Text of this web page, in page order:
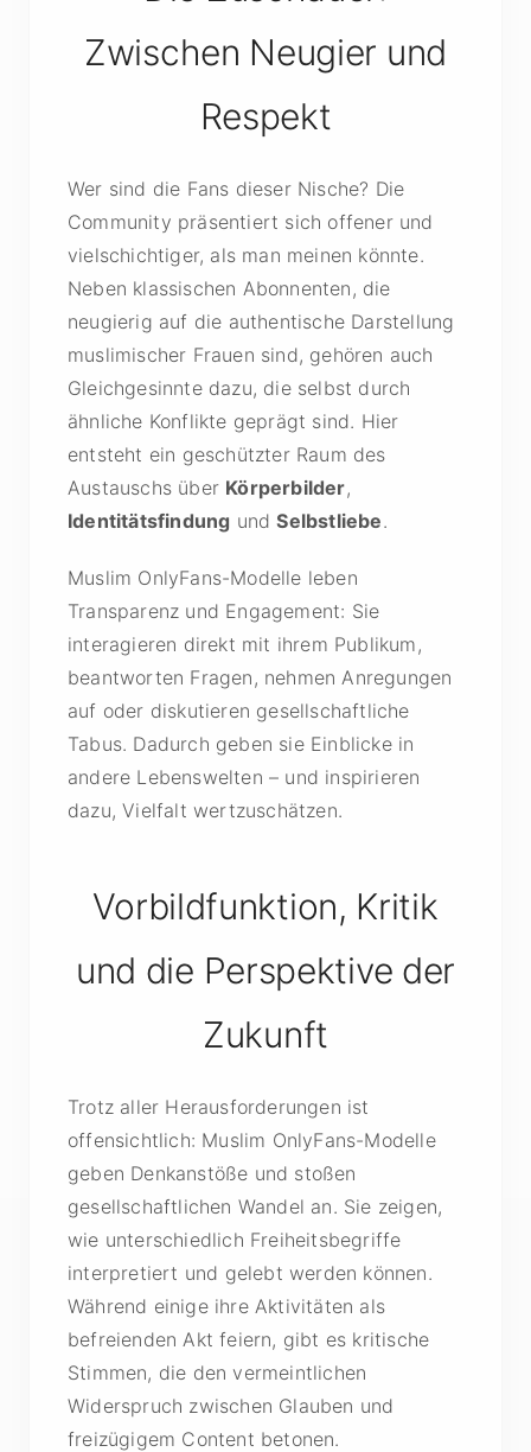
Zwischen Neugier und
Respekt
Wer sind die Fans dieser Nische? Die
Community präsentiert sich offener und
vielschichtiger, als man meinen könnte.
Neben klassischen Abonnenten, die
neugierig auf die authentische Darstellung
muslimischer Frauen sind, gehören auch
Gleichgesinnte dazu, die selbst durch
ähnliche Konflikte geprägt sind. Hier
entsteht ein geschützter Raum des
Austauschs über Körperbilder,
Identitätsfindung undSelbstliebe.
Muslim OnlyFans-Modelle leben
Transparenz und Engagement: Sie
interagieren direkt mit ihrem Publikum,
beantworten Fragen, nehmen Anregungen
auf oder diskutieren gesellschaftliche
Tabus. Dadurch geben sie Einblicke in
andere Lebenswelten – und inspirieren
dazu, Vielfalt wertzuschätzen.
Vorbildfunktion, Kritik
und die Perspektive der
Zukunft
Trotz aller Herausforderungen ist
offensichtlich: Muslim OnlyFans-Modelle
geben Denkanstöße und stoßen
gesellschaftlichen Wandel an. Sie zeigen,
wie unterschiedlich Freiheitsbegriffe
interpretiert und gelebt werden können.
Während einige ihre Aktivitäten als
befreienden Akt feiern, gibt es kritische
Stimmen, die den vermeintlichen
Widerspruch zwischen Glauben und
freizügigem Content betonen.